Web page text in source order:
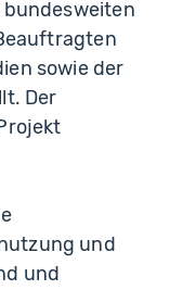
sowie der
Der
und
und